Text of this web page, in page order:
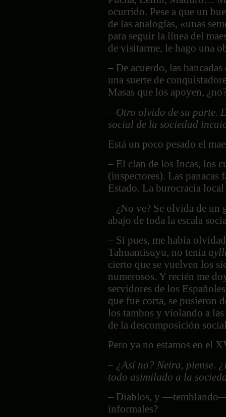
ocurrido. Pese a que un
de las analogías, «unas
para seguir la línea del
de visitarme, le hago una
– De acuerdo, las
una suerte de
Masas que los apoyen,
– Otro olvido de su parte.
social de la sociedad
Está un poco pesado el
– El clan de los Incas, los
(inspectores). Las panacas
Estado. La burocracia local
– ¿No ve? Se olvida de un
abajo de toda la escala
– Sí pues, me había
Tahuantisuyu, no tenía
cierto que se vuelven los
numerosos. Y recién me
servidores de los
que fue corta, se pusieron
los tambos y violando a
de la descomposición
Pero ya no estamos en el
– ¿Así no? Neira, piense.
todo asimilado a la
– Diablos, y —temblando—
informales?